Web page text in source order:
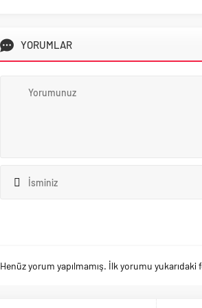
YORUMLAR
Henüz yorum yapılmamış. İlk yorumu yukarıdaki